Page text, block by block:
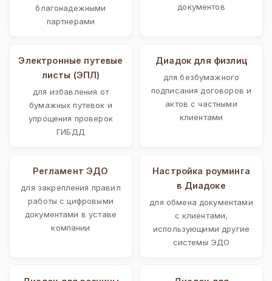
благонадежными
партнерами
документов
Электронные путевые
листы (ЭПЛ)
для избавления от
бумажных путевок и
упрощения проверок
ГИБДД
Диадок для физлиц
для безбумажного
подписания договоров и
актов с частными
клиентами
Регламент ЭДО
для закрепления правил
работы с цифровыми
документами в уставе
компании
Настройка роуминга
в Диадоке
для обмена документами
с клиентами,
использующими другие
системы ЭДО